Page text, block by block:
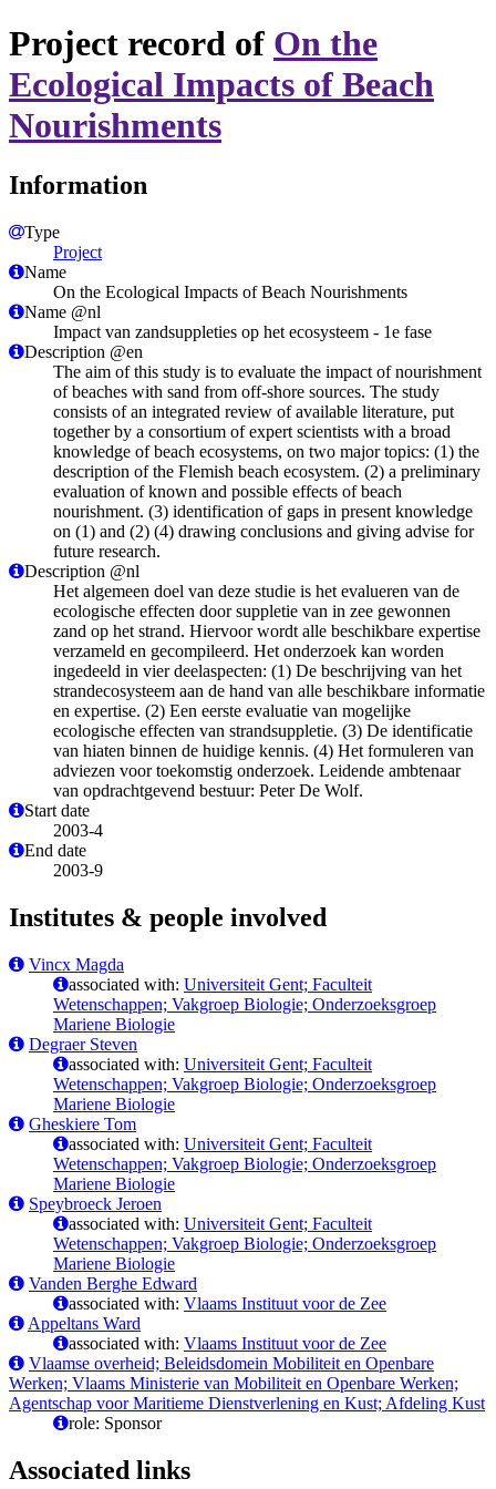
Project record of On the
Ecological Impacts of Beach
Nourishments
Information
Type
Project
Name
On the Ecological Impacts of Beach Nourishments
Name @nl
Impact van zandsuppleties op het ecosysteem - 1e fase
Description @en
The aim of this study is to evaluate the impact of nourishment
of beaches with sand from off-shore sources. The study
consists of an integrated review of available literature, put
together by a consortium of expert scientists with a broad
knowledge of beach ecosystems, on two major topics: (1) the
description of the Flemish beach ecosystem. (2) a preliminary
evaluation of known and possible effects of beach
nourishment. (3) identification of gaps in present knowledge
on (1) and (2) (4) drawing conclusions and giving advise for
future research.
Description @nl
Het algemeen doel van deze studie is het evalueren van de
ecologische effecten door suppletie van in zee gewonnen
zand op het strand. Hiervoor wordt alle beschikbare expertise
verzameld en gecompileerd. Het onderzoek kan worden
ingedeeld in vier deelaspecten: (1) De beschrijving van het
strandecosysteem aan de hand van alle beschikbare informatie
en expertise. (2) Een eerste evaluatie van mogelijke
ecologische effecten van strandsuppletie. (3) De identificatie
van hiaten binnen de huidige kennis. (4) Het formuleren van
adviezen voor toekomstig onderzoek. Leidende ambtenaar
van opdrachtgevend bestuur: Peter De Wolf.
Start date
2003-4
End date
2003-9
Institutes & people involved
Vincx Magda
associated with: Universiteit Gent; Faculteit
Wetenschappen; Vakgroep Biologie; Onderzoeksgroep
Mariene Biologie
Degraer Steven
associated with: Universiteit Gent; Faculteit
Wetenschappen; Vakgroep Biologie; Onderzoeksgroep
Mariene Biologie
Gheskiere Tom
associated with: Universiteit Gent; Faculteit
Wetenschappen; Vakgroep Biologie; Onderzoeksgroep
Mariene Biologie
Speybroeck Jeroen
associated with: Universiteit Gent; Faculteit
Wetenschappen; Vakgroep Biologie; Onderzoeksgroep
Mariene Biologie
Vanden Berghe Edward
associated with: Vlaams Instituut voor de Zee
Appeltans Ward
associated with: Vlaams Instituut voor de Zee
Vlaamse overheid; Beleidsdomein Mobiliteit en Openbare
Werken; Vlaams Ministerie van Mobiliteit en Openbare Werken;
Agentschap voor Maritieme Dienstverlening en Kust; Afdeling Kust
role: Sponsor
Associated links